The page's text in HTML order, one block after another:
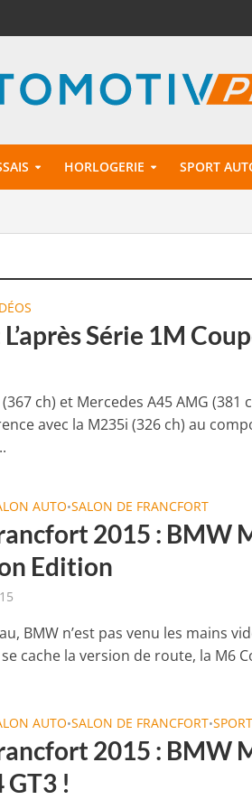
HORLOGERIE SPORT
Série 1M
(367 ch) et Mercedes A45 AMG (381
avec la M235i (326 ch) au
AUTO•SALON DE FRANCFORT
2015 : BMW
Edition
BMW n’est pas venu les mains
cache la version de route, la M6
AUTO•SALON DE FRANCFORT•
2015 : BMW
GT3 !